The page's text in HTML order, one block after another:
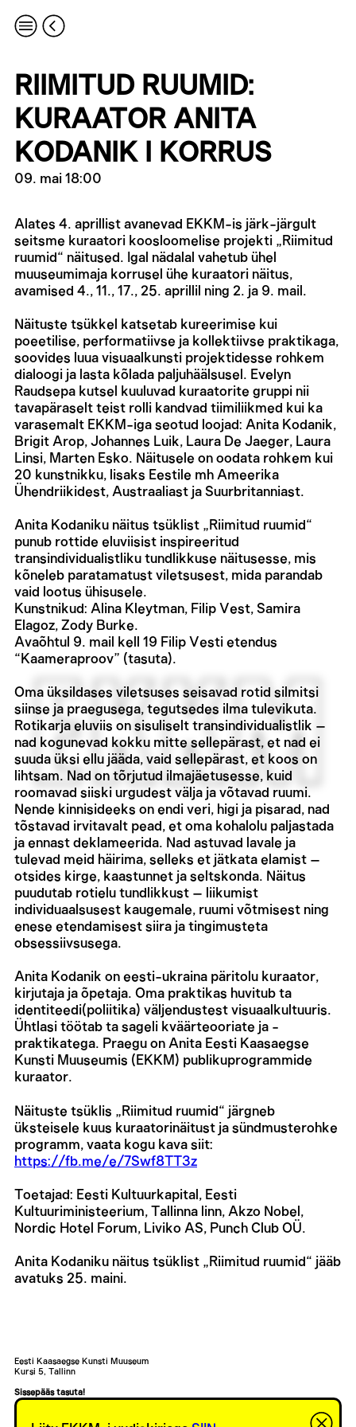
RIIMITUD RUUMID:
KURAATOR ANITA
KODANIK I KORRUS
09. mai 18:00
Alates 4. aprillist avanevad EKKM-is järk-järgult
seitsme kuraatori koosloomelise projekti „Riimitud
ruumid“ näitused. Igal nädalal vahetub ühel
muuseumimaja korrusel ühe kuraatori näitus,
avamised 4., 11., 17., 25. aprillil ning 2. ja 9. mail.
Näituste tsükkel katsetab kureerimise kui
poeetilise, performatiivse ja kollektiivse praktikaga,
soovides luua visuaalkunsti projektidesse rohkem
dialoogi ja lasta kõlada paljuhäälsusel. Evelyn
Raudsepa kutsel kuuluvad kuraatorite gruppi nii
tavapäraselt teist rolli kandvad tiimiliikmed kui ka
varasemalt EKKM-iga seotud loojad: Anita Kodanik,
Brigit Arop, Johannes Luik, Laura De Jaeger, Laura
Linsi, Marten Esko. Näitusele on oodata rohkem kui
20 kunstnikku, lisaks Eestile mh Ameerika
Ühendriikidest, Austraaliast ja Suurbritanniast.
Anita Kodaniku näitus tsüklist „Riimitud ruumid“
punub rottide eluviisist inspireeritud
transindividualistliku tundlikkuse näitusesse, mis
kõneleb paratamatust viletsusest, mida parandab
vaid lootus ühisusele.
Kunstnikud: Alina Kleytman, Filip Vest, Samira
Elagoz, Zody Burke.
Avaõhtul 9. mail kell 19 Filip Vesti etendus
“Kaameraproov” (tasuta).
Oma üksildases viletsuses seisavad rotid silmitsi
siinse ja praegusega, tegutsedes ilma tulevikuta.
Rotikarja eluviis on sisuliselt transindividualistlik –
nad kogunevad kokku mitte sellepärast, et nad ei
suuda üksi ellu jääda, vaid sellepärast, et koos on
lihtsam. Nad on tõrjutud ilmajäetusesse, kuid
roomavad siiski urgudest välja ja võtavad ruumi.
Nende kinnisideeks on endi veri, higi ja pisarad, nad
tõstavad irvitavalt pead, et oma kohalolu paljastada
ja ennast deklameerida. Nad astuvad lavale ja
tulevad meid häirima, selleks et jätkata elamist –
otsides kirge, kaastunnet ja seltskonda. Näitus
puudutab rotielu tundlikkust – liikumist
individuaalsusest kaugemale, ruumi võtmisest ning
enese etendamisest siira ja tingimusteta
obsessiivsusega.
Anita Kodanik on eesti-ukraina päritolu kuraator,
kirjutaja ja õpetaja. Oma praktikas huvitub ta
identiteedi(poliitika) väljendustest visuaalkultuuris.
Ühtlasi töötab ta sageli kväärteooriate ja -
praktikatega. Praegu on Anita Eesti Kaasaegse
Kunsti Muuseumis (EKKM) publikuprogrammide
kuraator.
Näituste tsüklis „Riimitud ruumid“ järgneb
üksteisele kuus kuraatorinäitust ja sündmusterohke
programm, vaata kogu kava siit:
https://fb.me/e/7Swf8TT3z
Toetajad: Eesti Kultuurkapital, Eesti
Kultuuriministeerium, Tallinna linn, Akzo Nobel,
Nordic Hotel Forum, Liviko AS, Punch Club OÜ.
Anita Kodaniku näitus tsüklist „Riimitud ruumid“ jääb
avatuks 25. maini.
Eesti Kaasaegse Kunsti Muuseum
Kursi 5, Tallinn
Sissepääs tasuta!
EKKM-i baar on avatud kolmapäevast pühapäevani 14—21.